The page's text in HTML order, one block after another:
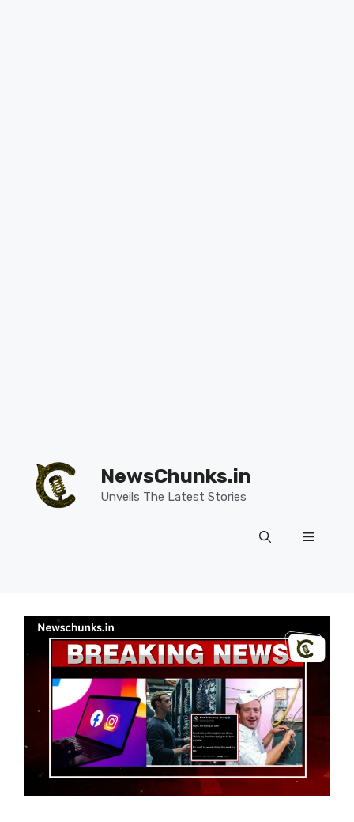
content
NewsChunks.in
Unveils The Latest Stories
Menu